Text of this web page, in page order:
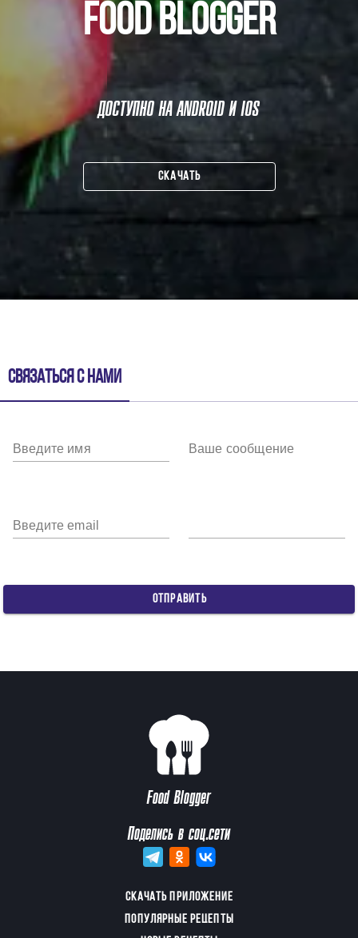
FOOD BLOGGER
ДОСТУПНО НА ANDROID И IOS
СКАЧАТЬ
Связаться с нами
Введите имя
Введите email
Ваше сообщение
ОТПРАВИТЬ
Food Blogger
Поделись в соц.сети
СКАЧАТЬ ПРИЛОЖЕНИЕ
ПОПУЛЯРНЫЕ РЕЦЕПТЫ